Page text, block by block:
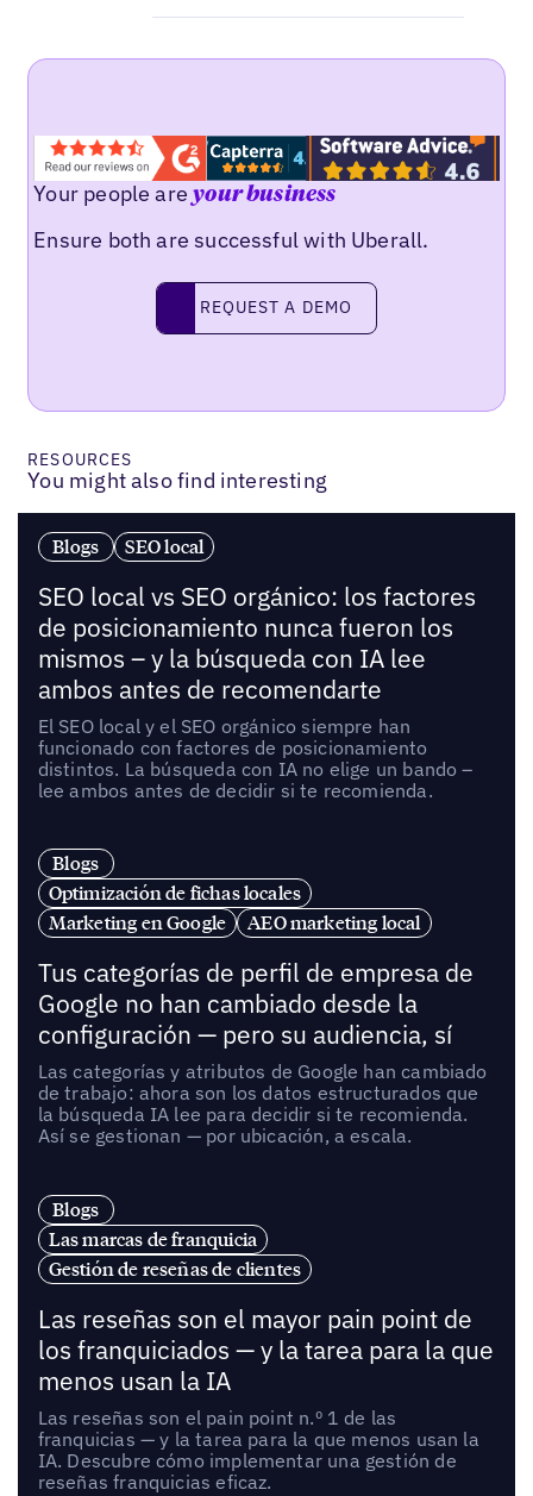
Your people areyour business
Ensure both are successful with Uberall.
Request a demo
REQUEST A DEMO
RESOURCES
You might also find interesting
Blogs SEO local
SEO local vs SEO orgánico: los factores
de posicionamiento nunca fueron los
mismos – y la búsqueda con IA lee
ambos antes de recomendarte
El SEO local y el SEO orgánico siempre han
funcionado con factores de posicionamiento
distintos. La búsqueda con IA no elige un bando –
lee ambos antes de decidir si te recomienda.
Blogs
Optimización de fichas locales
Marketing en Google
AEO marketing local
Tus categorías de perfil de empresa de
Google no han cambiado desde la
configuración — pero su audiencia, sí
Las categorías y atributos de Google han cambiado
de trabajo: ahora son los datos estructurados que
la búsqueda IA lee para decidir si te recomienda.
Así se gestionan — por ubicación, a escala.
Blogs
Las marcas de franquicia
Gestión de reseñas de clientes
Las reseñas son el mayor pain point de
los franquiciados — y la tarea para la que
menos usan la IA
Las reseñas son el pain point n.º 1 de las
franquicias — y la tarea para la que menos usan la
IA. Descubre cómo implementar una gestión de
reseñas franquicias eficaz.